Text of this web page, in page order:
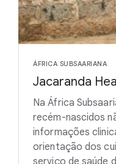
ÁFRICA SUBSAARIANA
Jacaranda
Na África
recém-nascidos
informações
orientação dos
serviço de saúde